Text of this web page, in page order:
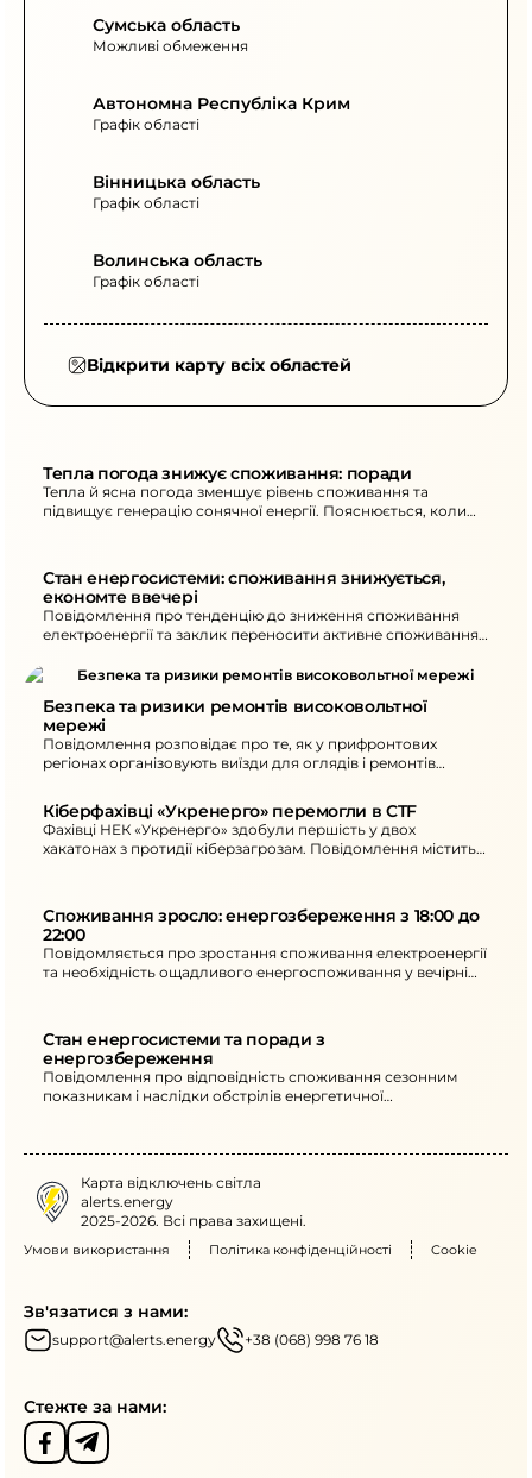
Сумська область
Можливі обмеження
Автономна Республіка Крим
Графік області
Вінницька область
Графік області
Волинська область
Графік області
Відкрити карту всіх областей
Тепла погода знижує споживання: поради
Тепла й ясна погода зменшує рівень споживання та
підвищує генерацію сонячної енергії. Пояснюється, коли
Стан енергосистеми: споживання знижується,
економте ввечері
Повідомлення про тенденцію до зниження споживання
електроенергії та заклик переносити активне споживання
знеструмлення в окремих областях унаслідок атак та
Безпека та ризики ремонтів високовольтної
мережі
Повідомлення розповідає про те, як у прифронтових
регіонах організовують виїзди для оглядів і ремонтів
безпеки під час робіт.
Кіберфахівці «Укренерго» перемогли в CTF
Фахівці НЕК «Укренерго» здобули першість у двох
хакатонах з протидії кіберзагрозам. Повідомлення містить
Споживання зросло: енергозбереження з 18:00 до
22:00
Повідомляється про зростання споживання електроенергії
та необхідність ощадливого енергоспоживання у вечірні
Стан енергосистеми та поради з
енергозбереження
Повідомлення про відповідність споживання сезонним
показникам і наслідки обстрілів енергетичної
потужних електроприладів у вечірні години.
Карта відключень світла
alerts.energy
2025-2026. Всі права захищені.
Умови використання Політика конфіденційності Cookie
Зв'язатися з нами:
support@alerts.energy +38 (068) 998 76 18
Стежте за нами: